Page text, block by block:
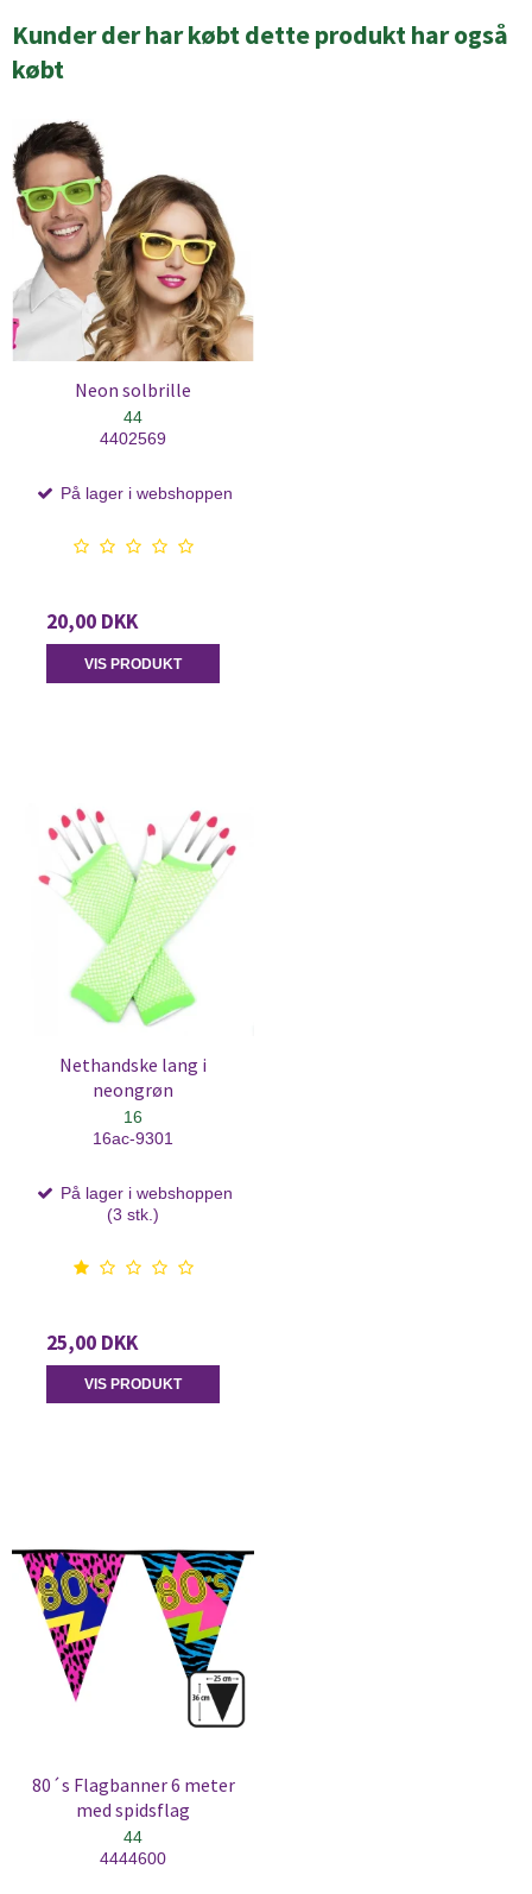
Kunder der har købt dette produkt har også
købt
Neon solbrille
44
4402569
På lager i webshoppen
20,00 DKK
VIS PRODUKT
Nethandske lang i
neongrøn
16
16ac-9301
På lager i webshoppen
(3 stk.)
25,00 DKK
VIS PRODUKT
80´s Flagbanner 6 meter
med spidsflag
44
4444600